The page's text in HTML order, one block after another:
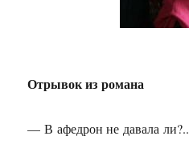
Отрывок из романа
— В афедрон не давала ли?..